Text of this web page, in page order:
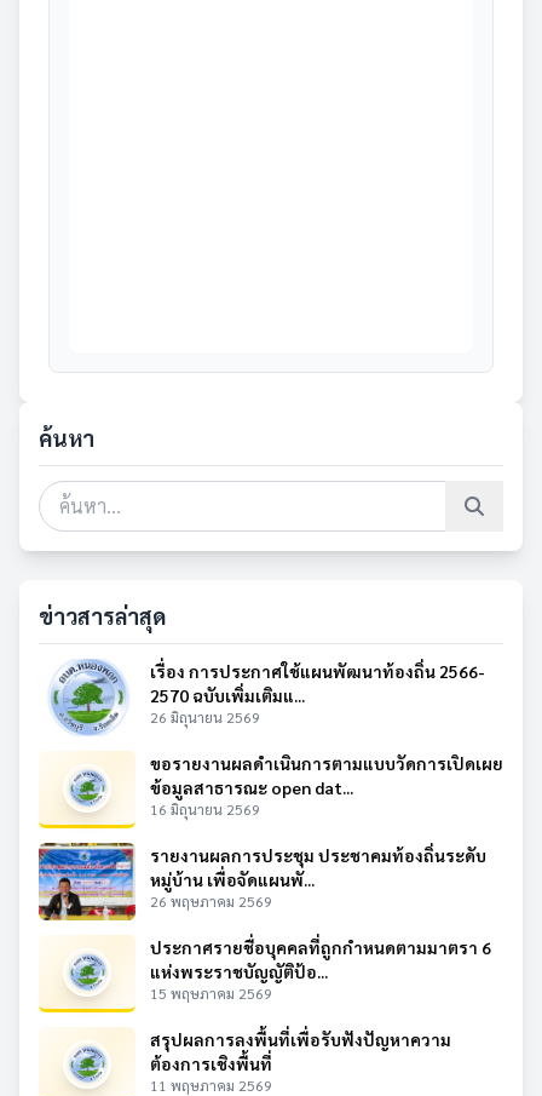
ค้นหา
ข่าวสารล่าสุด
เรื่อง การประกาศใช้แผนพัฒนาท้องถิ่น 2566-
2570 ฉบับเพิ่มเติมแ...
26 มิถุนายน 2569
ขอรายงานผลดำเนินการตามแบบวัดการเปิดเผย
ข้อมูลสาธารณะ open dat...
16 มิถุนายน 2569
รายงานผลการประชุม ประชาคมท้องถิ่นระดับ
หมู่บ้าน เพื่อจัดแผนพั...
26 พฤษภาคม 2569
ประกาศรายชื่อบุคคลที่ถูกกำหนดตามมาตรา 6
แห่งพระราชบัญญัติป้อ...
15 พฤษภาคม 2569
สรุปผลการลงพื้นที่เพื่อรับฟังปัญหาความ
ต้องการเชิงพื้นที่
11 พฤษภาคม 2569